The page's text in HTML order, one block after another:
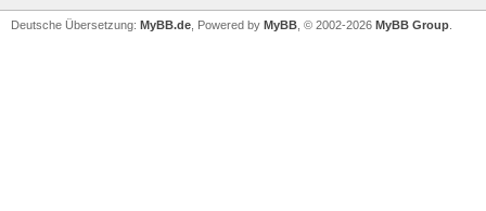
Deutsche Übersetzung: MyBB.de , Powered by MyBB , © 2002-2026 MyBB Group